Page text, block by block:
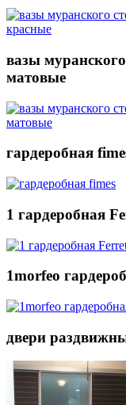
вазы
матовые
гардеробная
1 гардеробная
1morfeo
двери